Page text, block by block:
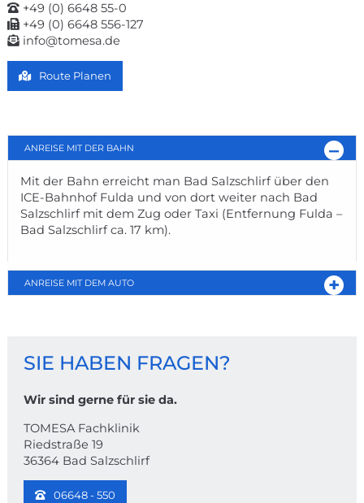
+49 (0) 6648 55-0
+49 (0) 6648 556-127
info@tomesa.de
Route Planen
ANREISE MIT DER BAHN
Mit der Bahn erreicht man Bad Salzschlirf über den
ICE-Bahnhof Fulda und von dort weiter nach Bad
Salzschlirf mit dem Zug oder Taxi (Entfernung Fulda –
Bad Salzschlirf ca. 17 km).
ANREISE MIT DEM AUTO
KONTAKT
SIE HABEN FRAGEN?
Wir sind gerne für sie da.
TOMESA Fachklinik
Riedstraße 19
36364 Bad Salzschlirf
06648 - 550